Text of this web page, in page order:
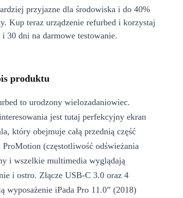
przyjazne dla środowiska i do 40%
Kup teraz urządzenie refurbed i korzystaj
30 dni na darmowe testowanie.
produktu
to urodzony wielozadaniowiec.
jest tutaj perfekcyjny ekran
który obejmuje całą przednią część
ProMotion (częstotliwość odświeżania
i wszelkie multimedia wyglądają
i ostro. Złącze USB-C 3.0 oraz 4
wyposażenie iPada Pro 11.0” (2018)